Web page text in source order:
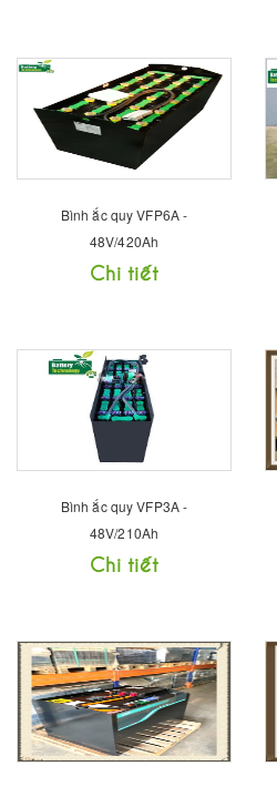
Bình ắc quy VFP6A -
48V/420Ah
Chi tiết
Bình ắc quy VFP3A -
48V/210Ah
Chi tiết